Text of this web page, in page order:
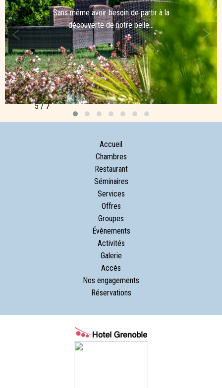
Sans même avoir besoin de partir à la
découverte de notre belle...
+
5 / 7
Accueil
Chambres
Restaurant
Séminaires
Services
Offres
Groupes
Évènements
Activités
Galerie
Accès
Nos engagements
Réservations